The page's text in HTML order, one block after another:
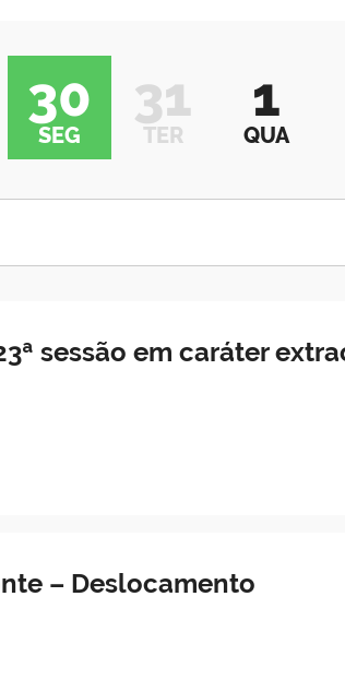
30
SEG
31
TER
1
QUA
sessão em caráter
– Deslocamento